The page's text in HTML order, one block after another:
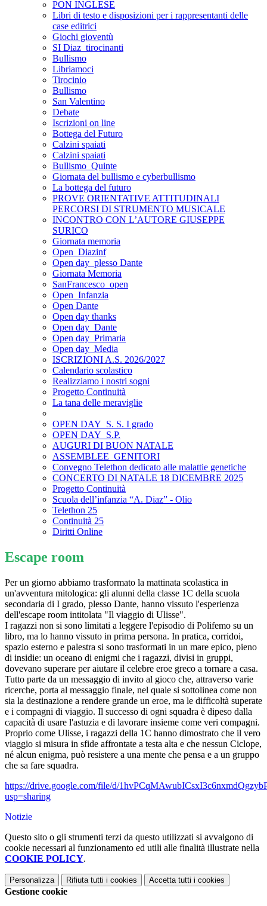
PON INGLESE
Libri di testo e disposizioni per i rappresentanti delle
case editrici
Giochi gioventù
SI Diaz_tirocinanti
Bullismo
Libriamoci
Tirocinio
Bullismo
San Valentino
Debate
Iscrizioni on line
Bottega del Futuro
Calzini spaiati
Calzini spaiati
Bullismo_Quinte
Giornata del bullismo e cyberbullismo
La bottega del futuro
PROVE ORIENTATIVE ATTITUDINALI
PERCORSI DI STRUMENTO MUSICALE
INCONTRO CON L’AUTORE GIUSEPPE
SURICO
Giornata memoria
Open_Diazinf
Open day_plesso Dante
Giornata Memoria
SanFrancesco_open
Open_Infanzia
Open Dante
Open day thanks
Open day_Dante
Open day_Primaria
Open day_Media
ISCRIZIONI A.S. 2026/2027
Calendario scolastico
Realizziamo i nostri sogni
Progetto Continuità
La tana delle meraviglie
OPEN DAY_S. S. I grado
OPEN DAY_S.P.
AUGURI DI BUON NATALE
ASSEMBLEE_GENITORI
Convegno Telethon dedicato alle malattie genetiche
CONCERTO DI NATALE 18 DICEMBRE 2025
Progetto Continuità
Scuola dell’infanzia “A. Diaz” - Olio
Telethon 25
Continuità 25
Diritti Online
Escape room
Per un giorno abbiamo trasformato la mattinata scolastica in
un'avventura mitologica: gli alunni della classe 1C della scuola
secondaria di I grado, plesso Dante, hanno vissuto l'esperienza
dell'escape room intitolata "Il viaggio di Ulisse".
I ragazzi non si sono limitati a leggere l'episodio di Polifemo su un
libro, ma lo hanno vissuto in prima persona. In pratica, corridoi,
spazio esterno e palestra si sono trasformati in un mare epico, pieno
di insidie: un oceano di enigmi che i ragazzi, divisi in gruppi,
dovevano superare per aiutare il celebre eroe greco a tornare a casa.
Tutto parte da un messaggio di invito al gioco che, attraverso varie
ricerche, porta al messaggio finale, nel quale si sottolinea come non
sia la destinazione a rendere grande un eroe, ma le difficoltà superate
e i compagni di viaggio. Il successo di ogni squadra è dipeso dalla
capacità di usare l'astuzia e di lavorare insieme come veri compagni.
Proprio come Ulisse, i ragazzi della 1C hanno dimostrato che il vero
viaggio si misura in sfide affrontate a testa alta e che nessun Ciclope,
né alcun enigma, può resistere a una mente che pensa e a un gruppo
che sa fare squadra.
https://drive.google.com/file/d/
usp=sharing
Notizie
Questo sito o gli strumenti terzi da questo utilizzati si avvalgono di
cookie necessari al funzionamento ed utili alle finalità illustrate nella
COOKIE POLICY.
Personalizza Rifiuta tutti i cookies Accetta tutti i cookies
Gestione cookie